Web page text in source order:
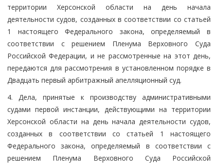
территории Херсонской области на день начала
деятельности судов, созданных в соответствии со статьей
1 настоящего Федерального закона, определяемый в
соответствии с решением Пленума Верховного Суда
Российской Федерации, и не рассмотренные на этот день,
передаются для рассмотрения в установленном порядке в
Двадцать первый арбитражный апелляционный суд.
4. Дела, принятые к производству административными
судами первой инстанции, действующими на территории
Херсонской области на день начала деятельности судов,
созданных в соответствии со статьей 1 настоящего
Федерального закона, определяемый в соответствии с
решением Пленума Верховного Суда Российской